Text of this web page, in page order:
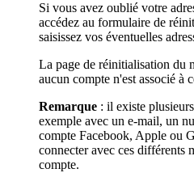
Si vous avez oublié votre
accédez au formulaire de
saisissez vos éventuelles
La page de réinitialisation du
aucun compte n'est associé à
Remarque : il existe
exemple avec un e-mail, un
compte Facebook, Apple ou
connecter avec ces différents
compte.